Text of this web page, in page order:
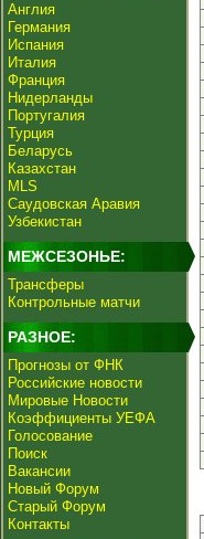
Англия
Германия
Испания
Италия
Франция
Нидерланды
Португалия
Турция
Беларусь
Казахстан
MLS
Саудовская Аравия
Узбекистан
МЕЖСЕЗОНЬЕ:
Трансферы
Контрольные матчи
РАЗНОЕ:
Прогнозы от ФНК
Российские новости
Мировые Новости
Коэффициенты УЕФА
Голосование
Поиск
Вакансии
Новый Форум
Старый Форум
Контакты